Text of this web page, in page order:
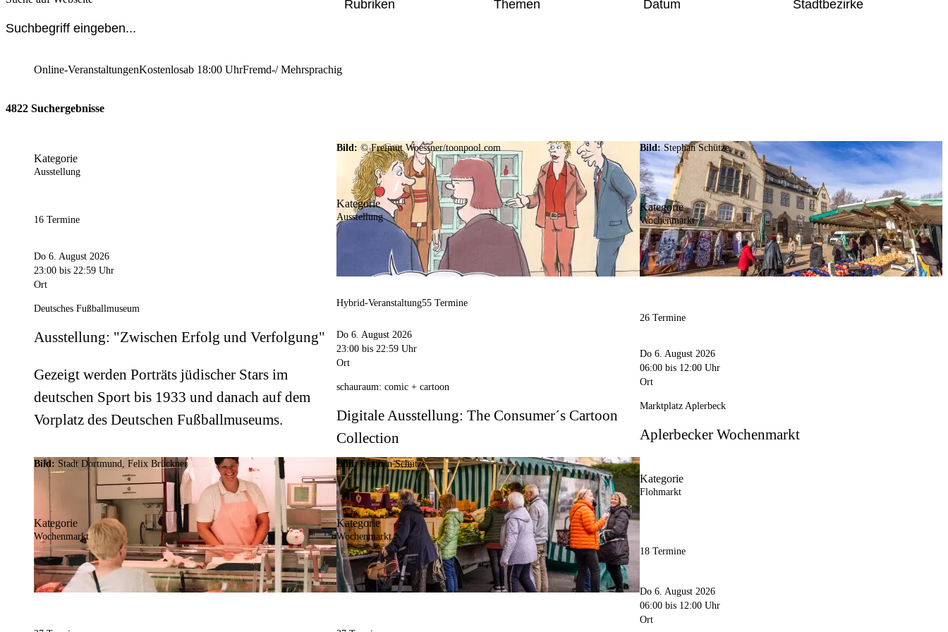
Rubriken Themen Datum Stadtbezirke
Online-VeranstaltungenKostenlosab 18:00 UhrFremd-/ Mehrsprachig
4822 Suchergebnisse
Kategorie
Ausstellung
16 Termine
Do 6. August 2026
23:00 bis 22:59 Uhr
Ort
Deutsches Fußballmuseum
Ausstellung: "Zwischen Erfolg und Verfolgung"
Gezeigt werden Porträts jüdischer Stars im
deutschen Sport bis 1933 und danach auf dem
Vorplatz des Deutschen Fußballmuseums.
Bild:© Freimut Woessner/toonpool.com
Kategorie
Ausstellung
Hybrid-Veranstaltung55 Termine
Do 6. August 2026
23:00 bis 22:59 Uhr
Ort
schauraum: comic + cartoon
Digitale Ausstellung: The Consumer´s Cartoon
Collection
Bild: Stephan Schütze
Kategorie
Wochenmarkt
26 Termine
Do 6. August 2026
06:00bis 12:00 Uhr
Ort
Marktplatz Aplerbeck
Aplerbecker Wochenmarkt
Bild: Stadt Dortmund, Felix Brückner
Kategorie
Wochenmarkt
Bild:Stephan Schütze
Kategorie
Wochenmarkt
Kategorie
Flohmarkt
18 Termine
Do 6. August 2026
06:00bis 12:00 Uhr
Ort